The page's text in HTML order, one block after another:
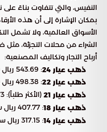
النفيس، والتي تتفاوت بناءً
بمكان الإشارة إلى أن هذه
الأسواق العالمية، ولا تشمل
الشراء من محلات التجزئة،
أرباح التجار وتكاليف المصنعية:
ذهب عيار 24
: 543.69 ريال سعودي.
ذهب عيار 22
: 498.38 ريال سعودي.
ذهب عيار 21
(الأكثر طلباً): 475.73 ريال سعودي.
ذهب عيار 18
: 407.77 ريال سعودي.
ذهب عيار 14
: 317.15 ريال سعودي.